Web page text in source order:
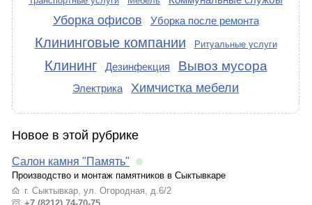
Уборка офисов Уборка после ремонта
Клининговые компании Ритуальные услуги
Клининг Дезинфекция Вывоз мусора
Электрика Химчистка мебели
Новое в этой рубрике
Салон камня "Память"
Производство и монтаж памятников в Сыктывкаре
г. Сыктывкар, ул. Огородная, д.6/2